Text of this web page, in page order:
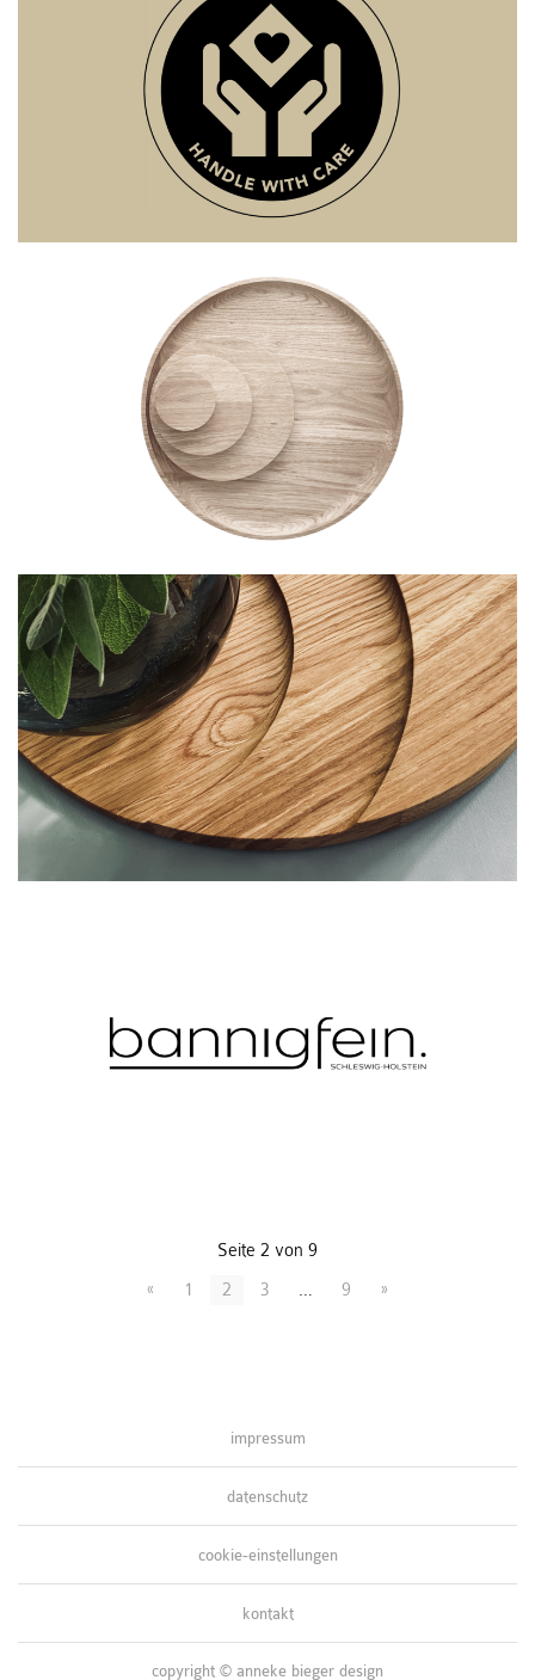
icons
bannigfein. gmbh & co. kg - 2022
centerpiece
bannigfein. gmbh & co. kg - 2022
centerpiece
bannigfein. gmbh & co. kg - 2022
möbel & wohnaccessoires
bannigfein. gmbh & co. kg - 2022
Seite 2 von 9
«
1 2 3 … 9 »
impressum
datenschutz
cookie-einstellungen
kontakt
copyright © anneke bieger design